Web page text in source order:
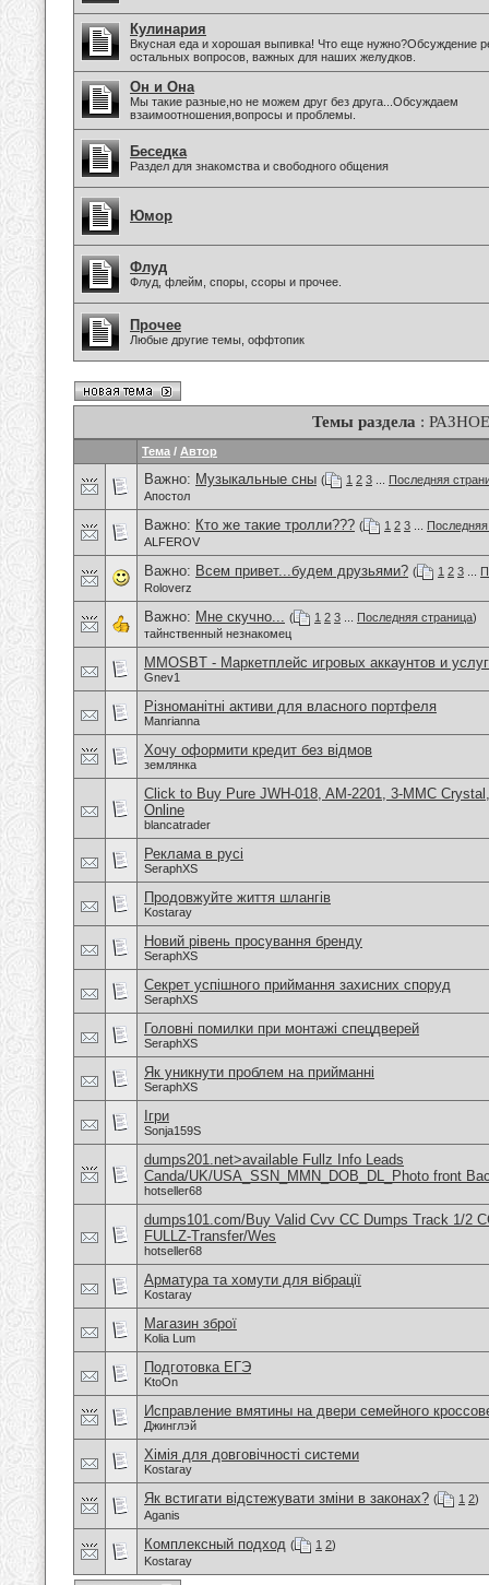
Кулинария
Вкусная еда и хорошая выпивка! Что еще нужно?Обсуждение
остальных вопросов, важных для наших желудков.
Он и Она
Мы такие разные,но не можем друг без друга...Обсуждаем
взаимоотношения,вопросы и проблемы.
Беседка
Раздел для знакомства и свободного общения
Юмор
Флуд
Флуд, флейм, споры, ссоры и прочее.
Прочее
Любые другие темы, оффтопик
Темы раздела : РАЗНОЕ
Тема / Автор
Важно: Музыкальные сны ( 1 2 3
Последняя
Апостол
Важно: Кто же такие тролли??? ( 1 2 3
ALFEROV
Важно: Всем привет...будем друзьями? ( 1 2 3
Roloverz
Важно: Мне скучно... ( 1 2 3 Последняя страница)
тайнственный незнакомец
MMOSBT - Маркетплейс игровых аккаунтов и услуг
Gnev1
Різноманітні активи для власного портфеля
Manrianna
Хочу оформити кредит без відмов
землянка
Click to Buy Pure JWH-018, AM-2201, 3-MMC
Online
blancatrader
Реклама в русі
SeraphXS
Продовжуйте життя шлангів
Kostaray
Новий рівень просування бренду
SeraphXS
Секрет успішного приймання захисних споруд
SeraphXS
Головні помилки при монтажі спецдверей
SeraphXS
Як уникнути проблем на прийманні
SeraphXS
Ігри
Sonja159S
dumps201.net>available Fullz Info Leads
Canda/UK/USA_SSN_MMN_DOB_DL_Photo front
hotseller68
dumps101.com/Buy Valid Cvv CC Dumps Track 1/2
FULLZ-Transfer/Wes
hotseller68
Арматура та хомути для вібрації
Kostaray
Магазин зброї
Kolia Lum
Подготовка ЕГЭ
KtoOn
Исправление вмятины на двери семейного
Джинглэй
Хімія для довговічності системи
Kostaray
Як встигати відстежувати зміни в законах? ( 1 2)
Aganis
Комплексный подход ( 1 2)
Kostaray